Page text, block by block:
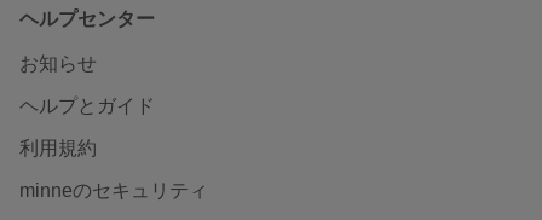
ヘルプセンター
お知らせ
ヘルプとガイド
利用規約
minneのセキュリティ